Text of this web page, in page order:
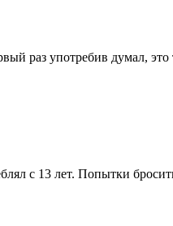
раз употребив думал,
с 13 лет. Попытки